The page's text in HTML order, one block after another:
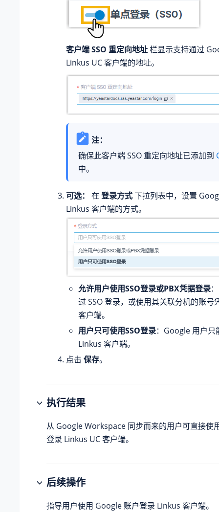
客户端 SSO 重定向地址栏显示支持通过
Linkus UC 客户端的地址。
注：
确保此客户端 SSO 重定向地址已添加到
中。
可选： 在 登录方式下拉列表中，设置
Linkus 客户端的方式。
允许用户使用SSO登录或PBX凭据登录
过 SSO 登录，或使用其关联分机的账号
客户端。
用户只可使用SSO登录：Google 用户只
Linkus 客户端。
点击 保存。
执行结果
从 Google Workspace 同步而来的用户可直接使
登录 Linkus UC 客户端。
后续操作
指导用户使用 Google 账户登录 Linkus 客户端。